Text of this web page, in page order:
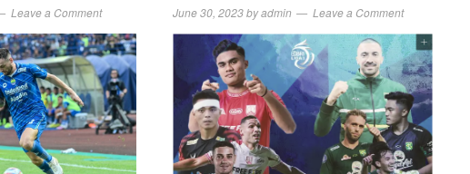
Leave a Comment June 30, 2023byadmin Leave a Comment